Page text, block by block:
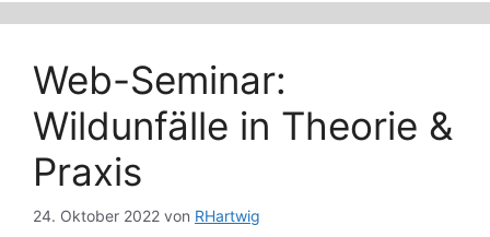
Web-Seminar:
Wildunfälle in Theorie &
Praxis
24. Oktober 2022 von RHartwig